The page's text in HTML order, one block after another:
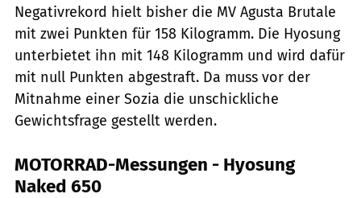
Negativrekord hielt bisher die MV Agusta Brutale
mit zwei Punkten für 158 Kilogramm. Die Hyosung
unterbietet ihn mit 148 Kilogramm und wird dafür
mit null Punkten abgestraft. Da muss vor der
Mitnahme einer Sozia die unschickliche
Gewichtsfrage gestellt werden.
MOTORRAD-Messungen - Hyosung
Naked 650